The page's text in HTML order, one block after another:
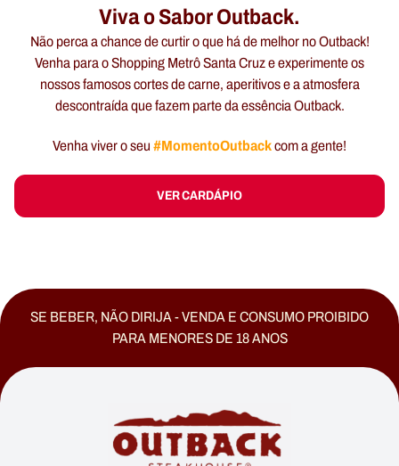
Viva o Sabor Outback.
Não perca a chance de curtir o que há de melhor no Outback!
Venha para o Shopping Metrô Santa Cruz e experimente os
nossos famosos cortes de carne, aperitivos e a atmosfera
descontraída que fazem parte da essência Outback.
Venha viver o seu#MomentoOutbackcom a gente!
VER CARDÁPIO
SE BEBER, NÃO DIRIJA - VENDA E CONSUMO PROIBIDO
PARA MENORES DE 18 ANOS